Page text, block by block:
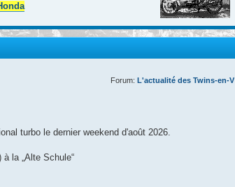
Forum: L'actualité des Twins-en-V
turbo le dernier weekend d'août 2026.
la „Alte Schule“